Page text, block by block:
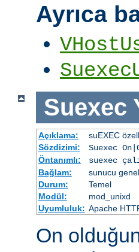
Ayrıca
Suexec
Açıklama:
suEXEC
Sözdizimi:
Suexec
Öntanımlı:
suexec
Bağlam:
sunucu
Durum:
Temel
Modül:
mod_unixd
Uyumluluk: Apache
On